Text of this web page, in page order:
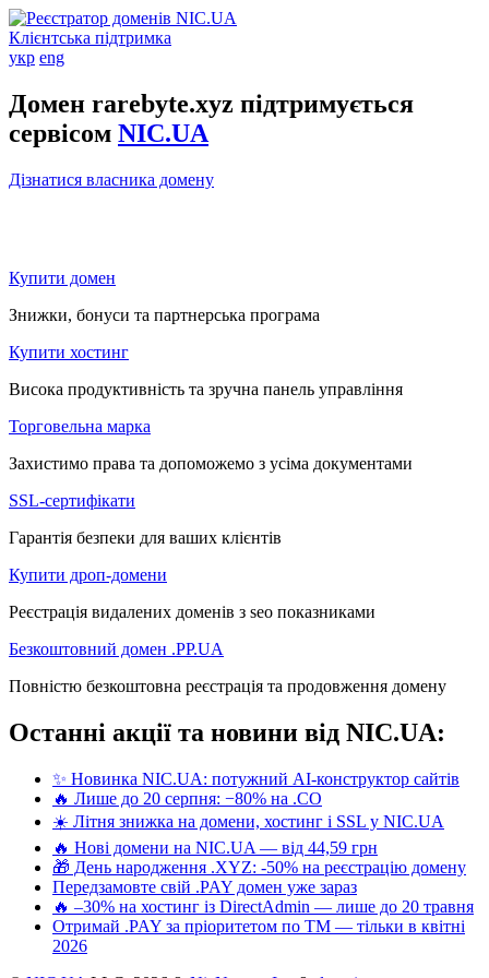
Клієнтська підтримка
укр eng
Домен rarebyte.xyz підтримується
сервісом NIC.UA
Дізнатися власника домену
Купити домен
Знижки, бонуси та партнерська програма
Купити хостинг
Висока продуктивність та зручна панель управління
Торговельна марка
Захистимо права та допоможемо з усіма документами
SSL-сертифікати
Гарантія безпеки для ваших клієнтів
Купити дроп-домени
Реєстрація видалених доменів з seo показниками
Безкоштовний домен .PP.UA
Повністю безкоштовна реєстрація та продовження домену
Останні акції та новини від NIC.UA:
✨ Новинка NIC.UA: потужний AI-конструктор сайтів
🔥 Лише до 20 серпня: −80% на .CO
☀️ Літня знижка на домени, хостинг і SSL у NIC.UA
🔥 Нові домени на NIC.UA — від 44,59 грн
🎁 День народження .XYZ: -50% на реєстрацію домену
Передзамовте свій .PAY домен уже зараз
🔥 –30% на хостинг із DirectAdmin — лише до 20 травня
Отримай .PAY за пріоритетом по ТМ — тільки в квітні
2026